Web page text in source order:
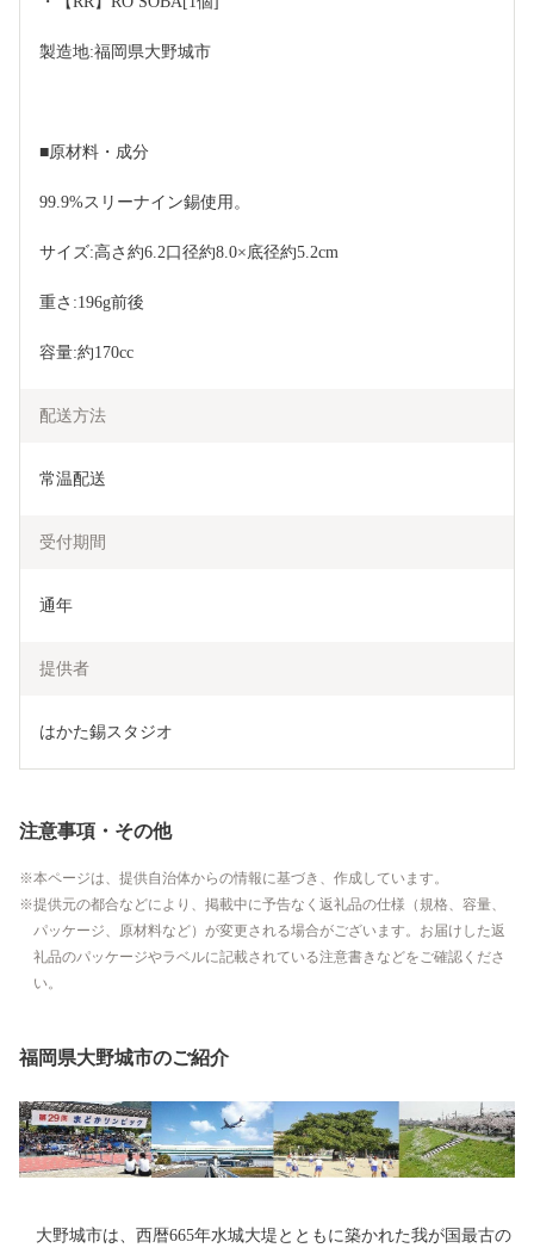
製造地:福岡県大野城市
■原材料・成分
99.9%スリーナイン錫使用。
サイズ:高さ約6.2口径約8.0×底径約5.2cm
重さ:196g前後
容量:約170cc
配送方法
常温配送
受付期間
通年
提供者
はかた錫スタジオ
注意事項・その他
本ページは、提供自治体からの情報に基づき、作成しています。
提供元の都合などにより、掲載中に予告なく返礼品の仕様（規格、容量、
パッケージ、原材料など）が変更される場合がございます。お届けした返
礼品のパッケージやラベルに記載されている注意書きなどをご確認くださ
い。
福岡県大野城市のご紹介
大野城市は、西暦665年水城大堤とともに築かれた我が国最古の